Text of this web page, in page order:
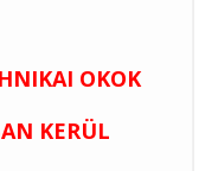
OKOK
KERÜL